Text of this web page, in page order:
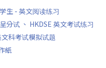
生 - 英文阅读练习
分试 、 HKDSE 英文考试练习
科考试模拟试题
紙